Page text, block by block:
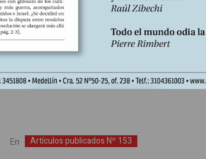
de 2016, la declaración final en la República de
de Estados Latinoamericanos y
y de la cual hacen parte 33 países, confirma el
consolidar una región con cero pobreza e
En Artículos publicados Nº 153